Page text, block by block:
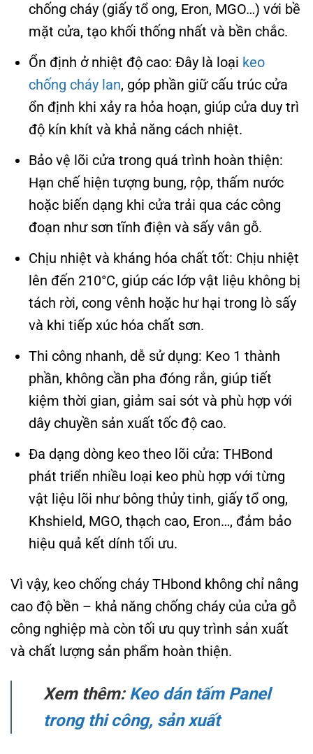
chống cháy (giấy tổ ong, Eron, MGO…) với bề
mặt cửa, tạo khối thống nhất và bền chắc.
Ổn định ở nhiệt độ cao: Đây là loại keo
chống cháy lan, góp phần giữ cấu trúc cửa
ổn định khi xảy ra hỏa hoạn, giúp cửa duy trì
độ kín khít và khả năng cách nhiệt.
Bảo vệ lõi cửa trong quá trình hoàn thiện:
Hạn chế hiện tượng bung, rộp, thấm nước
hoặc biến dạng khi cửa trải qua các công
đoạn như sơn tĩnh điện và sấy vân gỗ.
Chịu nhiệt và kháng hóa chất tốt: Chịu nhiệt
lên đến 210°C, giúp các lớp vật liệu không bị
tách rời, cong vênh hoặc hư hại trong lò sấy
và khi tiếp xúc hóa chất sơn.
Thi công nhanh, dễ sử dụng: Keo 1 thành
phần, không cần pha đóng rắn, giúp tiết
kiệm thời gian, giảm sai sót và phù hợp với
dây chuyền sản xuất tốc độ cao.
Đa dạng dòng keo theo lõi cửa: THBond
phát triển nhiều loại keo phù hợp với từng
vật liệu lõi như bông thủy tinh, giấy tổ ong,
Khshield, MGO, thạch cao, Eron…, đảm bảo
hiệu quả kết dính tối ưu.
Vì vậy, keo chống cháy THbond không chỉ nâng
cao độ bền – khả năng chống cháy của cửa gỗ
công nghiệp mà còn tối ưu quy trình sản xuất
và chất lượng sản phẩm hoàn thiện.
Xem thêm: Keo dán tấm Panel
trong thi công, sản xuất